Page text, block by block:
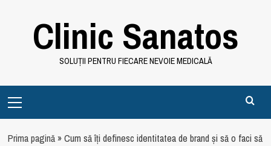
Clinic Sanatos
SOLUȚII PENTRU FIECARE NEVOIE MEDICALĂ
Menu
Prima pagină»Cum să îți definesc identitatea de brand și să o faci să